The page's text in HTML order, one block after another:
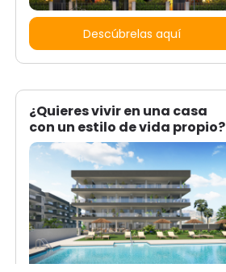
Descúbrelas aquí
¿Quieres vivir en una casa
con un estilo de vida propio?